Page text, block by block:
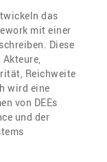
das
mit einer
Diese
Reichweite
wird eine
von DEEs
und der